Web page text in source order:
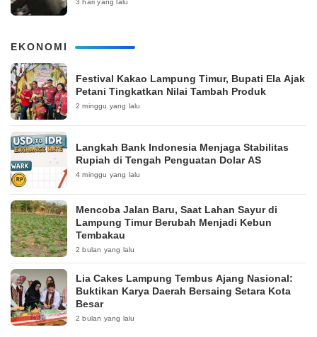
EKONOMI
‎Festival Kakao Lampung Timur, Bupati Ela Ajak
Petani Tingkatkan Nilai Tambah Produk
2 minggu yang lalu
Langkah Bank Indonesia Menjaga Stabilitas
Rupiah di Tengah Penguatan Dolar AS
4 minggu yang lalu
Mencoba Jalan Baru, Saat Lahan Sayur di
Lampung Timur Berubah Menjadi Kebun
Tembakau
2 bulan yang lalu
Lia Cakes Lampung Tembus Ajang Nasional:
Buktikan Karya Daerah Bersaing Setara Kota
Besar
2 bulan yang lalu